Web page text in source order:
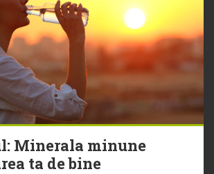
Minerala minune
ta de bine